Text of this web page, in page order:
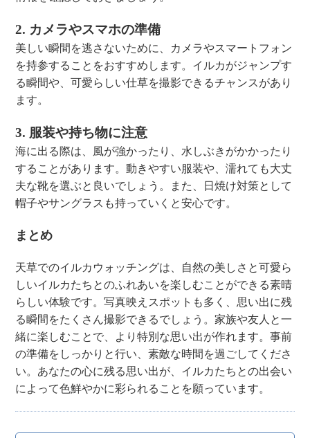
2. カメラやスマホの準備
美しい瞬間を逃さないために、カメラやスマートフォン
を持参することをおすすめします。イルカがジャンプす
る瞬間や、可愛らしい仕草を撮影できるチャンスがあり
ます。
3. 服装や持ち物に注意
海に出る際は、風が強かったり、水しぶきがかかったり
することがあります。動きやすい服装や、濡れても大丈
夫な靴を選ぶと良いでしょう。また、日焼け対策として
帽子やサングラスも持っていくと安心です。
まとめ
天草でのイルカウォッチングは、自然の美しさと可愛ら
しいイルカたちとのふれあいを楽しむことができる素晴
らしい体験です。写真映えスポットも多く、思い出に残
る瞬間をたくさん撮影できるでしょう。家族や友人と一
緒に楽しむことで、より特別な思い出が作れます。事前
の準備をしっかりと行い、素敵な時間を過ごしてくださ
い。あなたの心に残る思い出が、イルカたちとの出会い
によって色鮮やかに彩られることを願っています。